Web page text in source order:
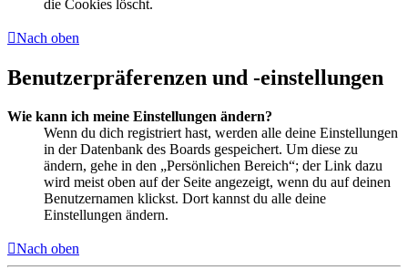
die Cookies löscht.
Nach oben
Benutzerpräferenzen und -einstellungen
Wie kann ich meine Einstellungen ändern?
Wenn du dich registriert hast, werden alle deine Einstellungen
in der Datenbank des Boards gespeichert. Um diese zu
ändern, gehe in den „Persönlichen Bereich“; der Link dazu
wird meist oben auf der Seite angezeigt, wenn du auf deinen
Benutzernamen klickst. Dort kannst du alle deine
Einstellungen ändern.
Nach oben